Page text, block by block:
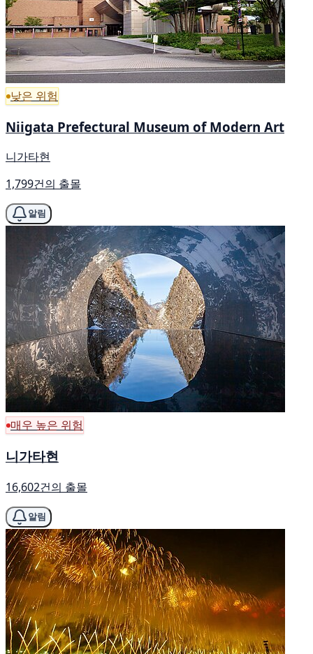
낮은 위험
Niigata Prefectural Museum of Modern Art
니가타현
1,799건의 출몰
알림
매우 높은 위험
니가타현
16,602건의 출몰
알림